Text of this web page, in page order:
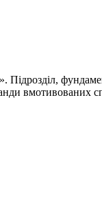
вмотивованих